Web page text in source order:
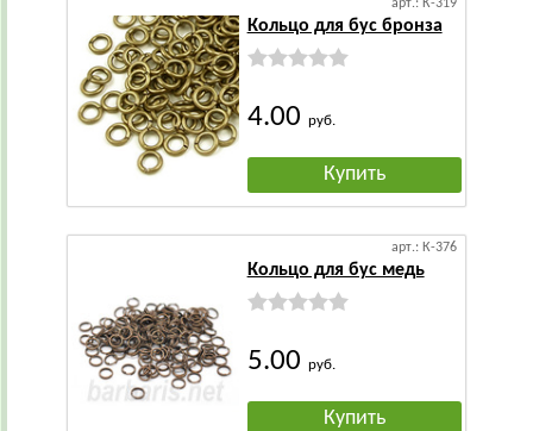
арт.: К-319
Кольцо для бус бронза
4.00 руб.
Купить
арт.: К-376
Кольцо для бус медь
5.00 руб.
Купить